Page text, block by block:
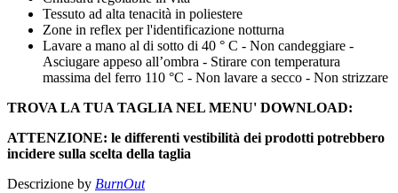
Tessuto ad alta tenacità in poliestere
Zone in reflex per l'identificazione notturna
Lavare a mano al di sotto di 40 ° C - Non candeggiare -
Asciugare appeso all’ombra - Stirare con temperatura
massima del ferro 110 °C - Non lavare a secco - Non strizzare
TROVA LA TUA TAGLIA NEL MENU' DOWNLOAD:
ATTENZIONE: le differenti vestibilità dei prodotti potrebbero
incidere sulla scelta della taglia
Descrizione by BurnOut